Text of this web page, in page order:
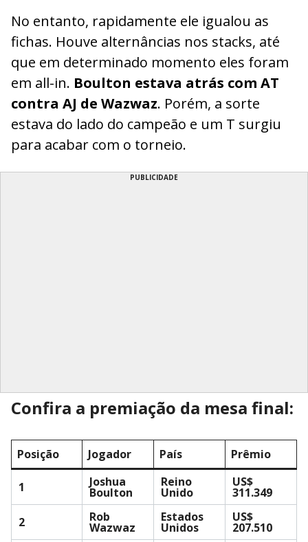
No entanto, rapidamente ele igualou as
fichas. Houve alternâncias nos stacks, até
que em determinado momento eles foram
em all-in. Boulton estava atrás com AT
contra AJ de Wazwaz. Porém, a sorte
estava do lado do campeão e um T surgiu
para acabar com o torneio.
PUBLICIDADE
Confira a premiação da mesa final:
Posição Jogador País Prêmio
1 Joshua
Boulton
Reino
Unido
US$
311.349
2
Rob
Wazwaz
Estados
Unidos
US$
207.510